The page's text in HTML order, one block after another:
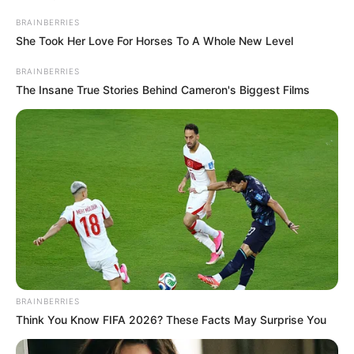
A tömeg erre lelkesen válaszolta:
„Úgy legyen!”
Ezután következett a szeretetország.
Meg a normális közbeszéd.
Meg a demokrácia védelme.
Volt diktátorozás, Lenin-fiúzás, AVH-zás,
Gestapózás, hibbant alakozás, hazaárulózás és
minden más, ami nyilván elengedhetetlen kelléke a
kulturált politikai párbeszédnek.
BRAINBERRIES
She Took Her Love For Horses To A Whole New Level
BRAINBERRIES
The Insane True Stories Behind Cameron's Biggest Films
BRAINBERRIES
Think You Know FIFA 2026? These Facts May Surprise You